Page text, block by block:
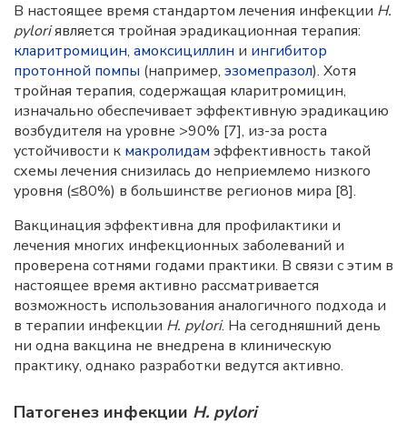
В настоящее время стандартом лечения инфекции H.
pyloriявляется тройная эрадикационная терапия:
кларитромицин, амоксициллин и ингибитор
протонной помпы (например, эзомепразол). Хотя
тройная терапия, содержащая кларитромицин,
изначально обеспечивает эффективную эрадикацию
возбудителя на уровне >90% [7], из-за роста
устойчивости к макролидам эффективность такой
схемы лечения снизилась до неприемлемо низкого
уровня (≤80%) в большинстве регионов мира [8].
Вакцинация эффективна для профилактики и
лечения многих инфекционных заболеваний и
проверена сотнями годами практики. В связи с этим в
настоящее время активно рассматривается
возможность использования аналогичного подхода и
в терапии инфекции H. pylori. На сегодняшний день
ни одна вакцина не внедрена в клиническую
практику, однако разработки ведутся активно.
Патогенез инфекции H. pylori